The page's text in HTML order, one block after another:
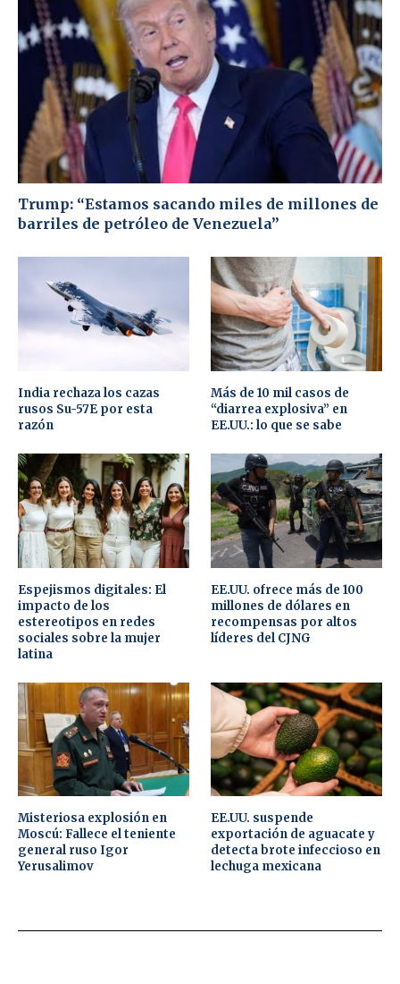
Trump: “Estamos sacando miles de millones de
barriles de petróleo de Venezuela”
India rechaza los cazas
rusos Su-57E por esta
razón
Más de 10 mil casos de
“diarrea explosiva” en
EE.UU.: lo que se sabe
Espejismos digitales: El
impacto de los
estereotipos en redes
sociales sobre la mujer
latina
EE.UU. ofrece más de 100
millones de dólares en
recompensas por altos
líderes del CJNG
Misteriosa explosión en
Moscú: Fallece el teniente
general ruso Igor
Yerusalimov
EE.UU. suspende
exportación de aguacate y
detecta brote infeccioso en
lechuga mexicana